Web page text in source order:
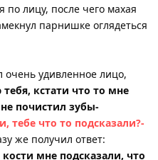
по лицу, после чего махая
парнишке оглядеться
очень удивленное лицо,
кстати что то мне
почистил зубы-
тебе что то подсказали?-
же получил ответ:
мне подсказали, что